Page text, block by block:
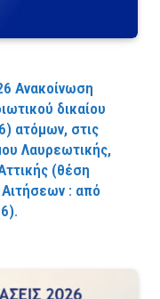
Ανακοίνωση
δικαίου
ατόμων, στις
Λαυρεωτικής,
(θέση
: από